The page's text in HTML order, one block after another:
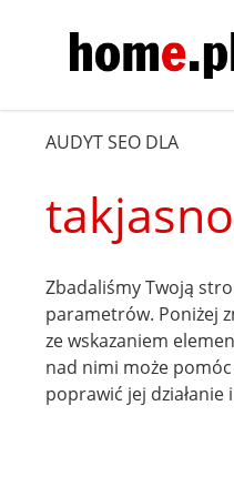
AUDYT SEO DLA
Zbadaliśmy Twoją
parametrów. Poniżej
ze wskazaniem
nad nimi może
poprawić jej